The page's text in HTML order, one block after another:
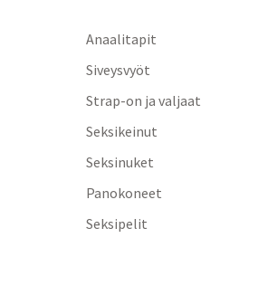
Anaalitapit
Siveysvyöt
Strap-on ja valjaat
Seksikeinut
Seksinuket
Panokoneet
Seksipelit